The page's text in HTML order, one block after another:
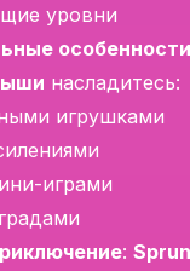
уровни
особенности
насладитесь:
игрушками
играми
: